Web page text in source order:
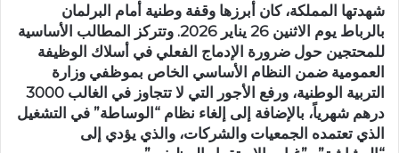
شهدتها المملكة، كان أبرزها وقفة وطنية أمام البرلمان
بالرباط يوم الاثنين 26 يناير 2026. وتتركز المطالب الأساسية
للمحتجين حول ضرورة الإدماج الفعلي في أسلاك الوظيفة
العمومية ضمن النظام الأساسي الخاص بموظفي وزارة
التربية الوطنية، ورفع الأجور التي لا تتجاوز في الغالب 3000
درهم شهرياً، بالإضافة إلى إلغاء نظام “الوساطة” في التشغيل
الذي تعتمده الجمعيات والشركات، والذي يؤدي إلى